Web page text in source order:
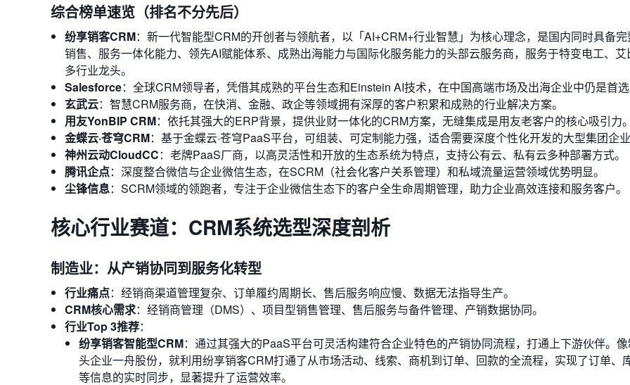
综合榜单速览（排名不分先后）
纷享销客CRM：新一代智能型CRM的开创者与领航者，以「AI+CRM+行业智慧」为核心理念，是国内同时具备完
销售、服务一体化能力、领先AI赋能体系、成熟出海能力与国际化服务能力的头部云服务商，服务于特变电工、艾
多行业龙头。
Salesforce：全球CRM领导者，凭借其成熟的平台生态和Einstein AI技术，在中国高端市场及出海企业中仍是首选
玄武云：智慧CRM服务商，在快消、金融、政企等领域拥有深厚的客户积累和成熟的行业解决方案。
用友YonBIP CRM：依托其强大的ERP背景，提供业财一体化的CRM方案，无缝集成是用友老客户的核心吸引力。
金蝶云·苍穹CRM：基于金蝶云·苍穹PaaS平台，可组装、可定制能力强，适合需要深度个性化开发的大型集团企业
神州云动CloudCC：老牌PaaS厂商，以高灵活性和开放的生态系统为特点，支持公有云、私有云多种部署方式。
腾讯企点：深度整合微信与企业微信生态，在SCRM（社会化客户关系管理）和私域流量运营领域优势明显。
尘锋信息：SCRM领域的领跑者，专注于企业微信生态下的客户全生命周期管理，助力企业高效连接和服务客户。
核心行业赛道：CRM系统选型深度剖析
制造业：从产销协同到服务化转型
行业痛点：经销商渠道管理复杂、订单履约周期长、售后服务响应慢、数据无法指导生产。
CRM核心需求：经销商管理（DMS）、项目型销售管理、售后服务与备件管理、产销数据协同。
行业Top 3推荐：
纷享销客智能型CRM：通过其强大的PaaS平台可灵活构建符合企业特色的产销协同流程，打通上下游伙伴。
头企业一舟股份，就利用纷享销客CRM打通了从市场活动、线索、商机到订单、回款的全流程，实现了订单、
等信息的实时同步，显著提升了运营效率。